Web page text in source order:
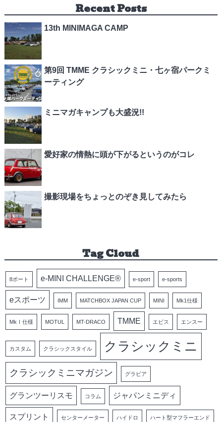
Recent Posts
13th MINIMAGA CAMP
第9回 TMME クラシックミニ・七ヶ宿パークミ
ーティング
ミニマガキャンプも大盛況!!
愛好家の情熱に頭が下がるというのがコレ
撮影現場をちょっとのぞき見してみたら
Tag Cloud
8ポート e-MINI CHALLENGE® e-sport e-sports
eスポーツ IMM MATCHBOX JAPAN CUP MINI Mk1仕様
MkⅠ仕様 MOTUL MT-DRACO TMME エビス エンスー
カスタム クラシックスタイル クラシックミニ
クラシックミニマガジン グラビア
グランツーリスモ コラム ジャパンミニディ
スプリント センターメーター ハイドロ ハート型マフラーエンド